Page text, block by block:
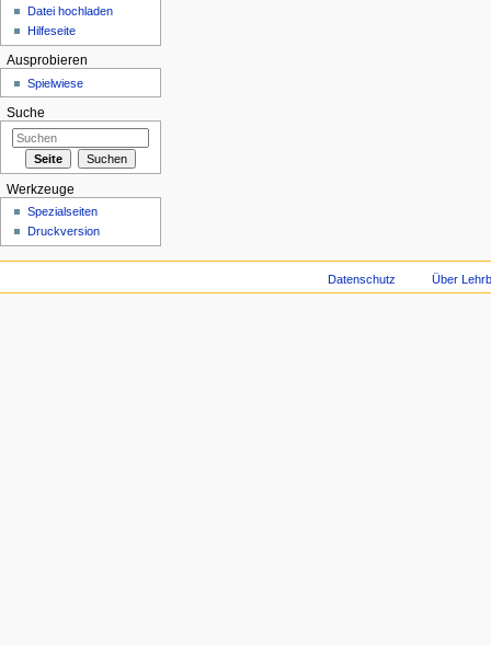
Datei hochladen
Hilfeseite
Ausprobieren
Spielwiese
Suche
Werkzeuge
Spezialseiten
Druckversion
Datenschutz Über